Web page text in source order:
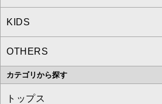
MICHEL KLEIN
MK MICHEL KLEIN
OFUON le MK
a.v.v
MICHEL KLEIN HOMME
MK MICHEL KLEIN HOMME
KIDS
a.v.v
OTHERS
MK MICHEL KLEIN BAG
カテゴリから探す
トップス